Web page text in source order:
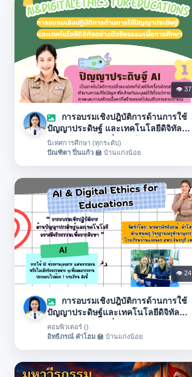
👁 37
การอบรมเชิงปฎิบัติการด้านการใช้
ปัญญาประดิษฐ์ และเทคโนโลยีดิจิทัล
อย่างมีจริยธรรมเพื่อการศึกษา
นิเทศการศึกษา (ทุกระดับ)
ปัณฑิตา ปิ่นแก้ว 🏫 บ้านแก่งน้อย
👁 24
การอบรมเชิงปฎิบัติการด้านการใช้
ปัญญาประดิษฐ์และเทคโนโลยีดิจิทัล
อย่างมีจริยธรรมเพื่อการศึกษา
คอมพิวเตอร์ ()
อิทธิภรณ์ คำโฮม 🏫 บ้านแก่งน้อย